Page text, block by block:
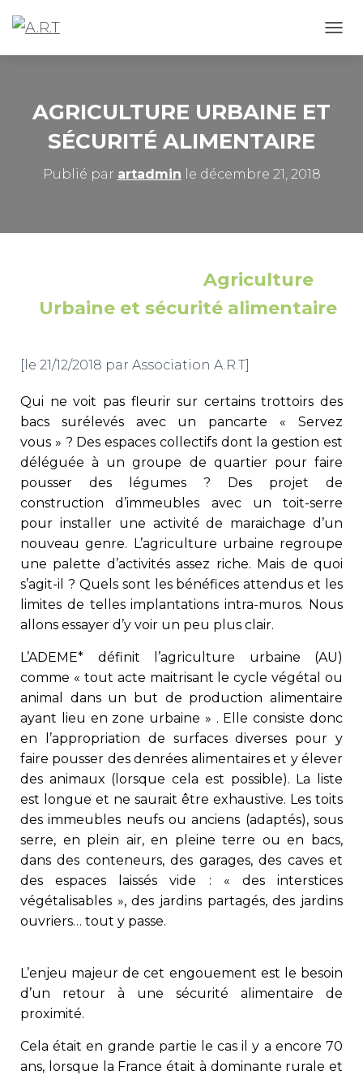
É
O
N
AGRICULTURE URBAINE ET
SÉCURITÉ ALIMENTAIRE
Publié par artadmin le décembre 21, 2018
Agriculture
Urbaine et sécurité alimentaire
[le 21/12/2018 par Association A.R.T]
Qui ne voit pas fleurir sur certains trottoirs des
bacs surélevés avec un pancarte « Servez
vous » ? Des espaces collectifs dont la gestion est
déléguée à un groupe de quartier pour faire
pousser des légumes ? Des projet de
construction d’immeubles avec un toit-serre
pour installer une activité de maraichage d’un
nouveau genre. L’agriculture urbaine regroupe
une palette d’activités assez riche. Mais de quoi
s’agit-il ? Quels sont les bénéfices attendus et les
limites de telles implantations intra-muros. Nous
allons essayer d’y voir un peu plus clair.
L’ADEME* définit l’agriculture urbaine (AU)
comme « tout acte maitrisant le cycle végétal ou
animal dans un but de production alimentaire
ayant lieu en zone urbaine » . Elle consiste donc
en l’appropriation de surfaces diverses pour y
faire pousser des denrées alimentaires et y élever
des animaux (lorsque cela est possible). La liste
est longue et ne saurait être exhaustive. Les toits
des immeubles neufs ou anciens (adaptés), sous
serre, en plein air, en pleine terre ou en bacs,
dans des conteneurs, des garages, des caves et
des espaces laissés vide : « des interstices
végétalisables », des jardins partagés, des jardins
ouvriers… tout y passe.
L’enjeu majeur de cet engouement est le besoin
d’un retour à une sécurité alimentaire de
proximité.
Cela était en grande partie le cas il y a encore 70
ans, lorsque la France était à dominante rurale et